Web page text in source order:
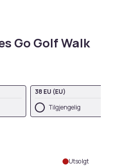
Go Golf Walk
38 EU (EU)
Tilgjengelig
Utsolgt